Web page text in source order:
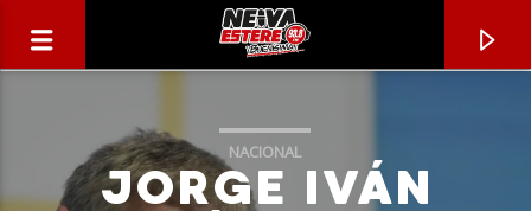
NACIONAL
JORGE IVÁN